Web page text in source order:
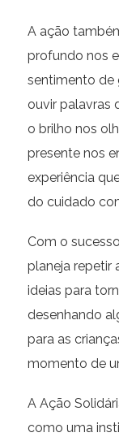
A ação
profundo nos
sentimento de
ouvir palavras
o brilho nos
presente nos
experiência
do cuidado
Com o
planeja repetir
ideias para
desenhando
para as
momento de
A Ação
como uma